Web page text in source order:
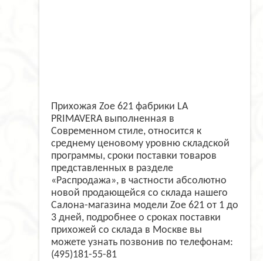
Прихожая Zoe 621 фабрики LA
PRIMAVERA выполненная в
Современном стиле, относится к
среднему ценовому уровню складской
программы, сроки поставки товаров
представленных в разделе
«Распродажа», в частности абсолютно
новой продающейся со склада нашего
Салона-магазина модели Zoe 621 от 1 до
3 дней, подробнее о сроках поставки
прихожей со склада в Москве вы
можете узнать позвонив по телефонам:
(495)181-55-81